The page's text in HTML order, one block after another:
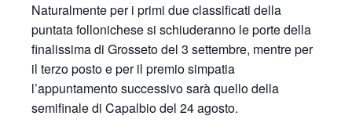
Naturalmente per i primi due classificati della
puntata follonichese si schiuderanno le porte della
finalissima di Grosseto del 3 settembre, mentre per
il terzo posto e per il premio simpatia
l’appuntamento successivo sarà quello della
semifinale di Capalbio del 24 agosto.